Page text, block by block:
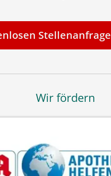
Stellenanfrage
Wir fördern